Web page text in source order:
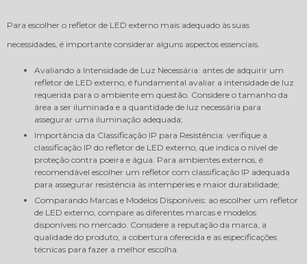
Para escolher o refletor de LED externo mais adequado às suas
necessidades, é importante considerar alguns aspectos essenciais.
Avaliando a Intensidade de Luz Necessária: antes de adquirir um
refletor de LED externo, é fundamental avaliar a intensidade de luz
requerida para o ambiente em questão. Considere o tamanho da
área a ser iluminada e a quantidade de luz necessária para
assegurar uma iluminação adequada;
Importância da Classificação IP para Resistência: verifique a
classificação IP do refletor de LED externo, que indica o nível de
proteção contra poeira e água. Para ambientes externos, é
recomendável escolher um refletor com classificação IP adequada
para assegurar resistência às intempéries e maior durabilidade;
Comparando Marcas e Modelos Disponíveis: ao escolher um refletor
de LED externo, compare as diferentes marcas e modelos
disponíveis no mercado. Considere a reputação da marca, a
qualidade do produto, a cobertura oferecida e as especificações
técnicas para fazer a melhor escolha.